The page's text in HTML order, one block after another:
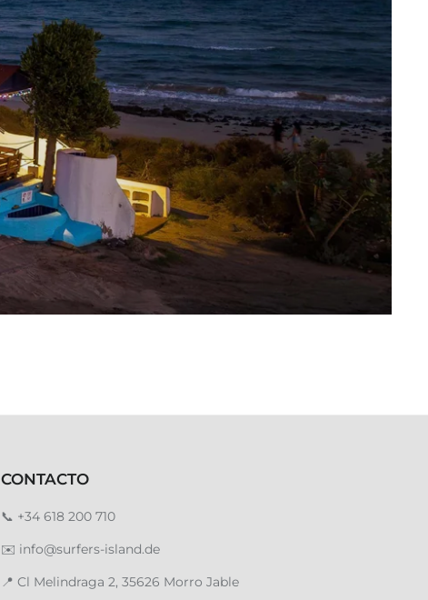
CONTACTO
📞 +34 618 200 710
✉️ info@surfers-island.de
📍 Cl Melindraga 2, 35626 Morro Jable